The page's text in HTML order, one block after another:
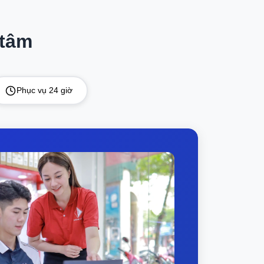
này rất tiện lợi cho học sinh khi muốn trình
cho học sinh , sinh viên.Dell Inspiron 3520
tay đặt mua để trải nghiệm những ưu điểm mà
Phục vụ 24 giờ